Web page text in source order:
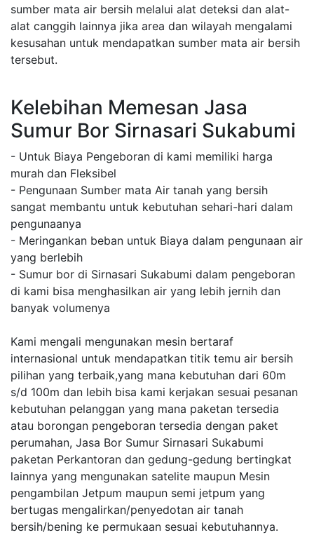
sumber mata air bersih melalui alat deteksi dan alat-
alat canggih lainnya jika area dan wilayah mengalami
kesusahan untuk mendapatkan sumber mata air bersih
tersebut.
Kelebihan Memesan Jasa
Sumur Bor Sirnasari Sukabumi
- Untuk Biaya Pengeboran di kami memiliki harga
murah dan Fleksibel
- Pengunaan Sumber mata Air tanah yang bersih
sangat membantu untuk kebutuhan sehari-hari dalam
pengunaanya
- Meringankan beban untuk Biaya dalam pengunaan air
yang berlebih
- Sumur bor di Sirnasari Sukabumi dalam pengeboran
di kami bisa menghasilkan air yang lebih jernih dan
banyak volumenya
Kami mengali mengunakan mesin bertaraf
internasional untuk mendapatkan titik temu air bersih
pilihan yang terbaik,yang mana kebutuhan dari 60m
s/d 100m dan lebih bisa kami kerjakan sesuai pesanan
kebutuhan pelanggan yang mana paketan tersedia
atau borongan pengeboran tersedia dengan paket
perumahan, Jasa Bor Sumur Sirnasari Sukabumi
paketan Perkantoran dan gedung-gedung bertingkat
lainnya yang mengunakan satelite maupun Mesin
pengambilan Jetpum maupun semi jetpum yang
bertugas mengalirkan/penyedotan air tanah
bersih/bening ke permukaan sesuai kebutuhannya.